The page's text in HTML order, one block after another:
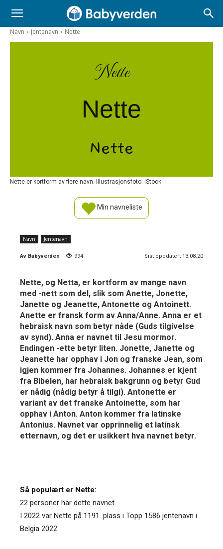
Navn Jentenavn Nette
Nette
Nette
Nette
Nette er kortform av flere navn. Illustrasjonsfoto: iStock
Min navneliste
Navn Jentenavn
Av Babyverden 994 Sist oppdatert 13.08.20
Nette, og Netta, er kortform av mange navn
med -nett som del, slik som Anette, Jonette,
Janette og Jeanette, Antonette og Antoinett.
Anette er fransk form av Anna/Anne. Anna er et
hebraisk navn som betyr nåde (Guds tilgivelse
av synd). Anna er navnet til Jesu mormor.
Endingen -ette betyr liten. Jonette, Janette og
Jeanette har opphav i Jon og franske Jean, som
igjen kommer fra Johannes. Johannes er kjent
fra Bibelen, har hebraisk bakgrunn og betyr Gud
er nådig (nådig betyr å tilgi). Antonette er
variant av det franske Antoinette, som har
opphav i Anton. Anton kommer fra latinske
Antonius. Navnet var opprinnelig et latinsk
etternavn, og det er usikkert hva navnet betyr.
Så populært er Nette:
22 personer har dette navnet.
I 2022 var Nette på 1191. plass i Topp 1586 jentenavn i
Belgia 2022.